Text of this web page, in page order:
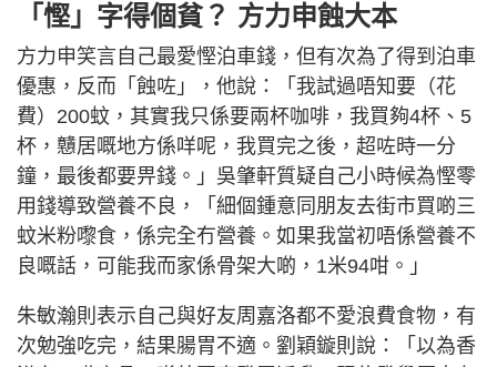
「慳」字得個貧？ 方力申蝕大本
方力申笑言自己最愛慳泊車錢，但有次為了得到泊車
優惠，反而「蝕咗」，他說：「我試過唔知要（花
費）200蚊，其實我只係要兩杯咖啡，我買夠4杯、5
杯，戇居嘅地方係咩呢，我買完之後，超咗時一分
鐘，最後都要畀錢。」吳肇軒質疑自己小時候為慳零
用錢導致營養不良，「細個鍾意同朋友去街市買啲三
蚊米粉嚟食，係完全冇營養。如果我當初唔係營養不
良嘅話，可能我而家係骨架大啲，1米94咁。」
朱敏瀚則表示自己與好友周嘉洛都不愛浪費食物，有
次勉強吃完，結果腸胃不適。劉穎鏇則說：「以為香